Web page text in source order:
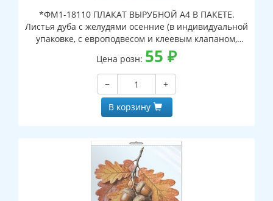
*ФМ1-18110 ПЛАКАТ ВЫРУБНОЙ А4 В ПАКЕТЕ.
Листья дуба с желудями осенние (в индивидуальной
упаковке, с европодвесом и клеевым клапаном,
двухсторонний, ВД-лак)
Цена розн: 55 ₽
−
+
В корзину